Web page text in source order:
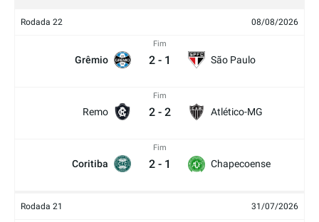
Rodada 22 08/08/2026
Grêmio
Fim
2 - 1 São Paulo
Remo
Fim
2 - 2 Atlético-MG
Coritiba
Fim
2 - 1 Chapecoense
Rodada 21 31/07/2026